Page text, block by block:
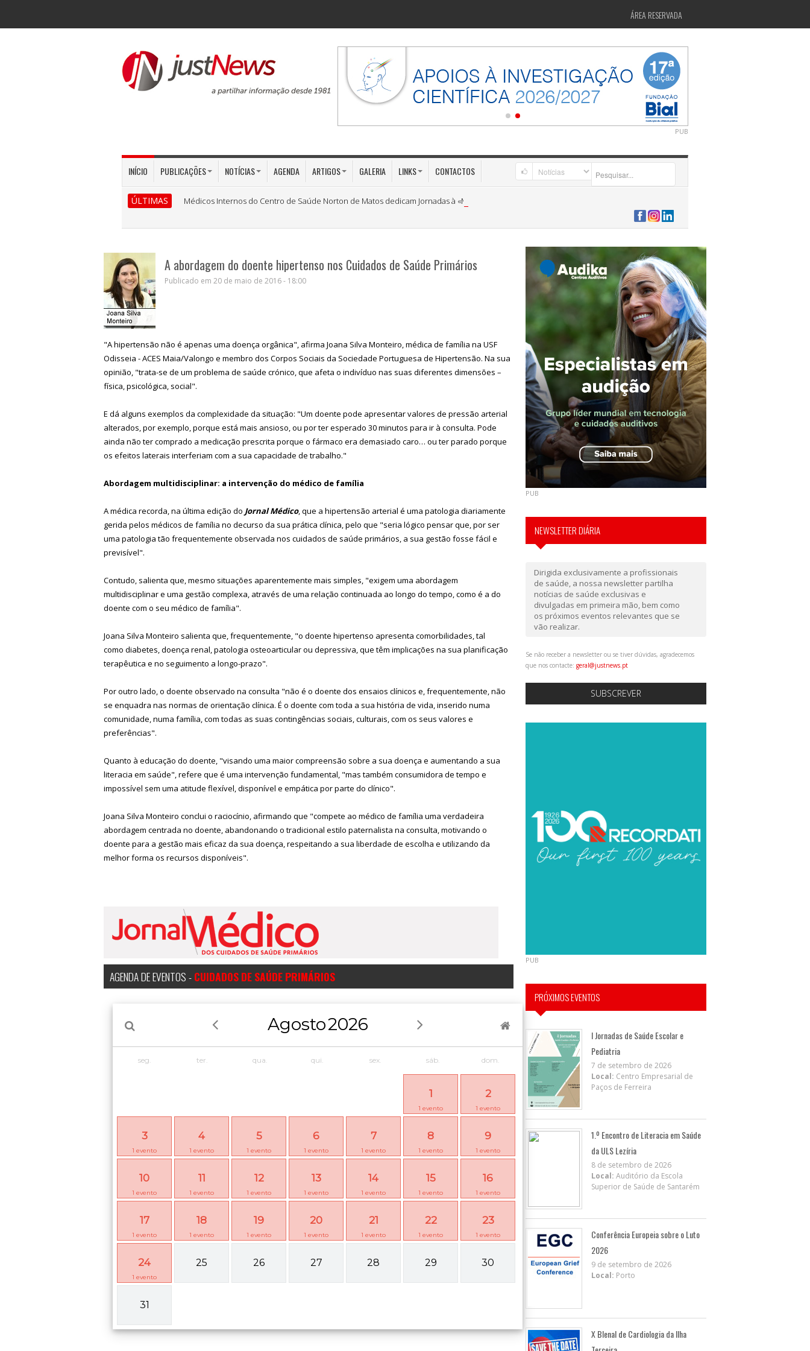
ÁREA RESERVADA
PUB
INÍCIO PUBLICAÇÕES NOTÍCIAS AGENDA ARTIGOS GALERIA LINKS CONTACTOS
ÚLTIMAS Médicos Internos do Centro de Saúde Norton de Matos dedicam Jornadas à «Medicina Preventiva»
A abordagem do doente hipertenso nos Cuidados de Saúde Primários
Publicado em 20 de maio de 2016 - 18:00
"A hipertensão não é apenas uma doença orgânica", afirma Joana Silva Monteiro, médica de família na USF
Odisseia - ACES Maia/Valongo e membro dos Corpos Sociais da Sociedade Portuguesa de Hipertensão. Na sua
opinião, "trata-se de um problema de saúde crónico, que afeta o indivíduo nas suas diferentes dimensões –
física, psicológica, social".
E dá alguns exemplos da complexidade da situação: "Um doente pode apresentar valores de pressão arterial
alterados, por exemplo, porque está mais ansioso, ou por ter esperado 30 minutos para ir à consulta. Pode
ainda não ter comprado a medicação prescrita porque o fármaco era demasiado caro… ou ter parado porque
os efeitos laterais interferiam com a sua capacidade de trabalho."
Abordagem multidisciplinar: a intervenção do médico de família
A médica recorda, na última edição do Jornal Médico, que a hipertensão arterial é uma patologia diariamente
gerida pelos médicos de família no decurso da sua prática clínica, pelo que "seria lógico pensar que, por ser
uma patologia tão frequentemente observada nos cuidados de saúde primários, a sua gestão fosse fácil e
previsível".
Contudo, salienta que, mesmo situações aparentemente mais simples, "exigem uma abordagem
multidisciplinar e uma gestão complexa, através de uma relação continuada ao longo do tempo, como é a do
doente com o seu médico de família".
Joana Silva Monteiro salienta que, frequentemente, "o doente hipertenso apresenta comorbilidades, tal
como diabetes, doença renal, patologia osteoarticular ou depressiva, que têm implicações na sua planificação
terapêutica e no seguimento a longo-prazo".
Por outro lado, o doente observado na consulta "não é o doente dos ensaios clínicos e, frequentemente, não
se enquadra nas normas de orientação clínica. É o doente com toda a sua história de vida, inserido numa
comunidade, numa família, com todas as suas contingências sociais, culturais, com os seus valores e
preferências".
Quanto à educação do doente, "visando uma maior compreensão sobre a sua doença e aumentando a sua
literacia em saúde", refere que é uma intervenção fundamental, "mas também consumidora de tempo e
impossível sem uma atitude flexível, disponível e empática por parte do clínico".
Joana Silva Monteiro conclui o raciocínio, afirmando que "compete ao médico de família uma verdadeira
abordagem centrada no doente, abandonando o tradicional estilo paternalista na consulta, motivando o
doente para a gestão mais eficaz da sua doença, respeitando a sua liberdade de escolha e utilizando da
melhor forma os recursos disponíveis".
AGENDA DE EVENTOS -CUIDADOS DE SAÚDE PRIMÁRIOS
Agosto2026
seg. ter. qua. qui. sex. sáb. dom.
1
1 evento
2
1 evento
3
1 evento
4
1 evento
5
1 evento
6
1 evento
7
1 evento
8
1 evento
9
1 evento
10
1 evento
11
1 evento
12
1 evento
13
1 evento
14
1 evento
15
1 evento
16
1 evento
17
1 evento
18
1 evento
19
1 evento
20
1 evento
21
1 evento
22
1 evento
23
1 evento
24
1 evento
25 26 27 28 29 30
31
PUB
NEWSLETTER DIÁRIA
Dirigida exclusivamente a profissionais
de saúde, a nossa newsletter partilha
notícias de saúde exclusivas e
divulgadas em primeira mão, bem como
os próximos eventos relevantes que se
vão realizar.
Se não receber a newsletter ou se tiver dúvidas, agradecemos
que nos contacte: geral@justnews.pt
SUBSCREVER
PUB
PRÓXIMOS EVENTOS
I Jornadas de Saúde Escolar e
Pediatria
7 de setembro de 2026
Local: Centro Empresarial de
Paços de Ferreira
1.º Encontro de Literacia em Saúde
da ULS Lezíria
8 de setembro de 2026
Local: Auditório da Escola
Superior de Saúde de Santarém
Conferência Europeia sobre o Luto
2026
9 de setembro de 2026
Local: Porto
X BIenal de Cardiologia da Ilha